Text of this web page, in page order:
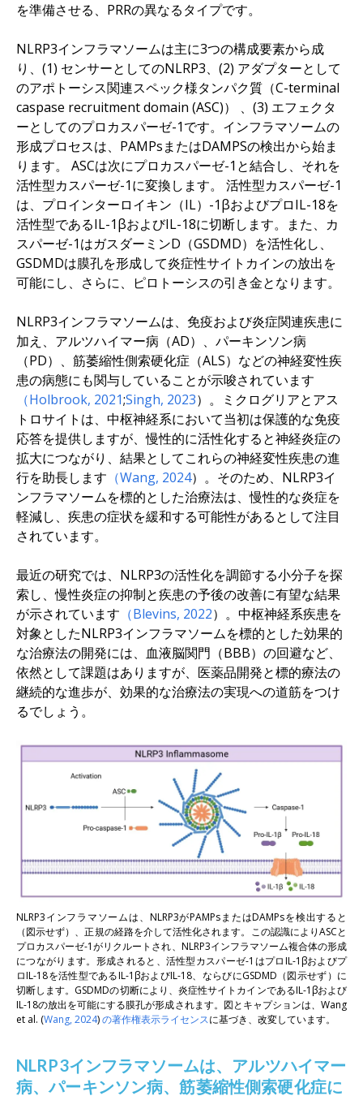
を準備させる、PRRの異なるタイプです。
NLRP3インフラマソームは主に3つの構成要素から成
り、(1) センサーとしてのNLRP3、(2) アダプターとして
のアポトーシス関連スペック様タンパク質（C-terminal
caspase recruitment domain (ASC)） 、(3) エフェクタ
ーとしてのプロカスパーゼ-1です。インフラマソームの
形成プロセスは、PAMPsまたはDAMPSの検出から始ま
ります。 ASCは次にプロカスパーゼ-1と結合し、それを
活性型カスパーゼ-1に変換します。 活性型カスパーゼ-1
は、プロインターロイキン（IL）-1βおよびプロIL-18を
活性型であるIL-1βおよびIL-18に切断します。また、カ
スパーゼ-1はガスダーミンD（GSDMD）を活性化し、
GSDMDは膜孔を形成して炎症性サイトカインの放出を
可能にし、さらに、ピロトーシスの引き金となります。
NLRP3インフラマソームは、免疫および炎症関連疾患に
加え、アルツハイマー病（AD）、パーキンソン病
（PD）、筋萎縮性側索硬化症（ALS）などの神経変性疾
患の病態にも関与していることが示唆されています
（Holbrook, 2021;Singh, 2023）。ミクログリアとアス
トロサイトは、中枢神経系において当初は保護的な免疫
応答を提供しますが、慢性的に活性化すると神経炎症の
拡大につながり、結果としてこれらの神経変性疾患の進
行を助長します （Wang, 2024）。そのため、NLRP3イ
ンフラマソームを標的とした治療法は、慢性的な炎症を
軽減し、疾患の症状を緩和する可能性があるとして注目
されています。
最近の研究では、NLRP3の活性化を調節する小分子を探
索し、慢性炎症の抑制と疾患の予後の改善に有望な結果
が示されています （Blevins, 2022）。中枢神経系疾患を
対象としたNLRP3インフラマソームを標的とした効果的
な治療法の開発には、血液脳関門（BBB）の回避など、
依然として課題はありますが、医薬品開発と標的療法の
継続的な進歩が、効果的な治療法の実現への道筋をつけ
るでしょう。
NLRP3インフラマソームは、NLRP3がPAMPsまたはDAMPsを検出すると
（図示せず）、正規の経路を介して活性化されます。この認識によりASCと
プロカスパーゼ-1がリクルートされ、NLRP3インフラマソーム複合体の形成
につながります。形成されると、活性型カスパーゼ-1はプロIL-1βおよびプ
ロIL-18を活性型であるIL-1βおよびIL-18、ならびにGSDMD（図示せず）に
切断します。GSDMDの切断により、炎症性サイトカインであるIL-1βおよび
IL-18の放出を可能にする膜孔が形成されます。図とキャプションは、Wang
et al. (Wang, 2024)の著作権表示ライセンスに基づき、改変しています。
NLRP3インフラマソームは、アルツハイマー
病、パーキンソン病、筋萎縮性側索硬化症に